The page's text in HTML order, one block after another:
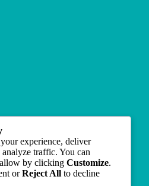
get 10% off your first
experience, deliver
traffic. You can
by clicking Customize.
orReject All to decline